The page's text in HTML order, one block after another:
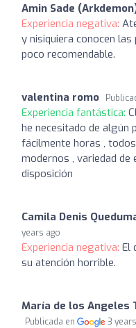
Amin Sade
Experiencia negativa:
y nisiquiera conocen
poco recomendable.
valentina romo
Experiencia fantástica:
he necesitado de algún
fácilmente horas ,
modernos , variedad de
disposición
Camila Denis
years ago
Experiencia negativa: El
su atención horrible.
María de los Angeles
Publicada en 3